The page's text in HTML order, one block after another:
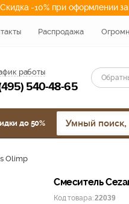
Скидка -10% при оформлении
Распродажа
работы
540-48-65
до 50%
Olimp
Смеситель
Код товара: 22039